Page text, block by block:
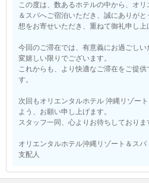
この度は、数あるホテルの中から、オ
＆スパへご宿泊いただき、誠にありが
想をお寄せいただき、重ねて御礼申し上
今回のご滞在では、有意義にお過ごし
変嬉しい限りでございます。
これからも、より快適なご滞在をご提
す。
次回もオリエンタルホテル 沖縄リゾー
よう、お願い申し上げます。
スタッフ一同、心よりお待ちしておりま
オリエンタルホテル沖縄リゾート＆スパ
支配人